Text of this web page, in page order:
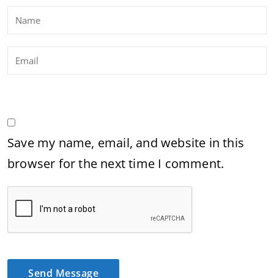
Save my name, email, and website in this
browser for the next time I comment.